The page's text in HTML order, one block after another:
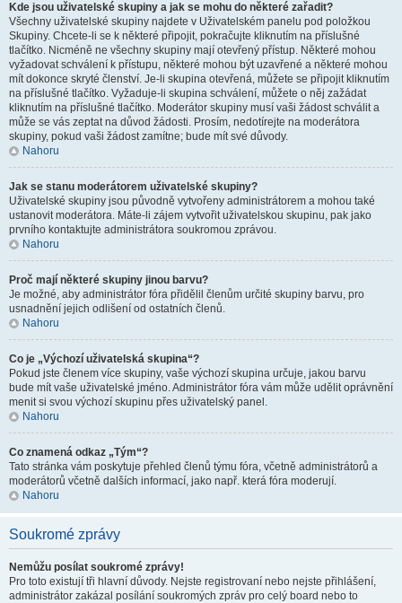
Kde jsou uživatelské skupiny a jak se mohu do některé zařadit?
Všechny uživatelské skupiny najdete v Uživatelském panelu pod položkou
Skupiny. Chcete-li se k některé připojit, pokračujte kliknutím na příslušné
tlačítko. Nicméně ne všechny skupiny mají otevřený přístup. Některé mohou
vyžadovat schválení k přístupu, některé mohou být uzavřené a některé mohou
mít dokonce skryté členství. Je-li skupina otevřená, můžete se připojit kliknutím
na příslušné tlačítko. Vyžaduje-li skupina schválení, můžete o něj zažádat
kliknutím na příslušné tlačítko. Moderátor skupiny musí vaši žádost schválit a
může se vás zeptat na důvod žádosti. Prosím, nedotírejte na moderátora
skupiny, pokud vaši žádost zamítne; bude mít své důvody.
Nahoru
Jak se stanu moderátorem uživatelské skupiny?
Uživatelské skupiny jsou původně vytvořeny administrátorem a mohou také
ustanovit moderátora. Máte-li zájem vytvořit uživatelskou skupinu, pak jako
prvního kontaktujte administrátora soukromou zprávou.
Nahoru
Proč mají některé skupiny jinou barvu?
Je možné, aby administrátor fóra přidělil členům určité skupiny barvu, pro
usnadnění jejich odlišení od ostatních členů.
Nahoru
Co je „Výchozí uživatelská skupina“?
Pokud jste členem více skupiny, vaše výchozí skupina určuje, jakou barvu
bude mít vaše uživatelské jméno. Administrátor fóra vám může udělit oprávnění
menit si svou výchozí skupinu přes uživatelský panel.
Nahoru
Co znamená odkaz „Tým“?
Tato stránka vám poskytuje přehled členů týmu fóra, včetně administrátorů a
moderátorů včetně dalších informací, jako např. která fóra moderují.
Nahoru
Soukromé zprávy
Nemůžu posílat soukromé zprávy!
Pro toto existují tři hlavní důvody. Nejste registrovaní nebo nejste přihlášení,
administrátor zakázal posílání soukromých zpráv pro celý board nebo to